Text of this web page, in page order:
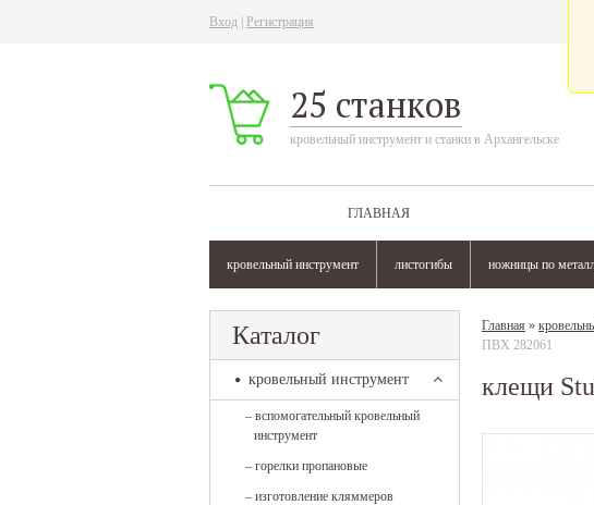
Вход Регистрация
25 станков
кровельный инструмент и станки в Архангельске
ГЛАВНАЯ
кровельный инструмент листогибы ножницы по
Каталог
кровельный инструмент
– вспомогательный кровельный
инструмент
– горелки пропановые
– изготовление кляммеров
Главная »
ПВХ 282061
клещи